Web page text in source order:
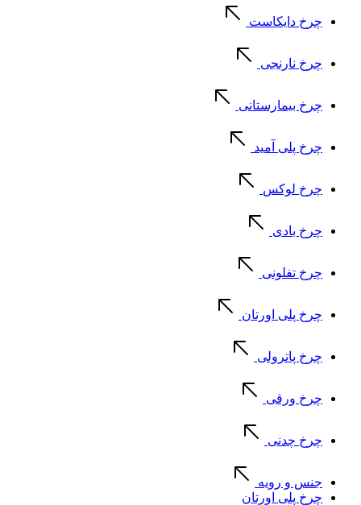
چرخ دایکاست
چرخ نارنجی
چرخ بیمارستانی
چرخ پلی آمید
چرخ لوکس
چرخ بادی
چرخ تفلونی
چرخ پلی اورتان
چرخ پاترولی
چرخ ورقی
چرخ چدنی
جنس و رویه
چرخ پلی اورتان